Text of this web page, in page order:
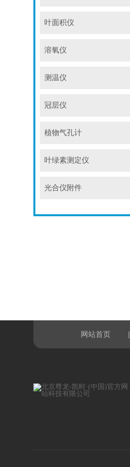
叶面积仪
溶氧仪
测温仪
冠层仪
植物气孔计
叶绿素测定仪
光合仪附件
网站首页 |